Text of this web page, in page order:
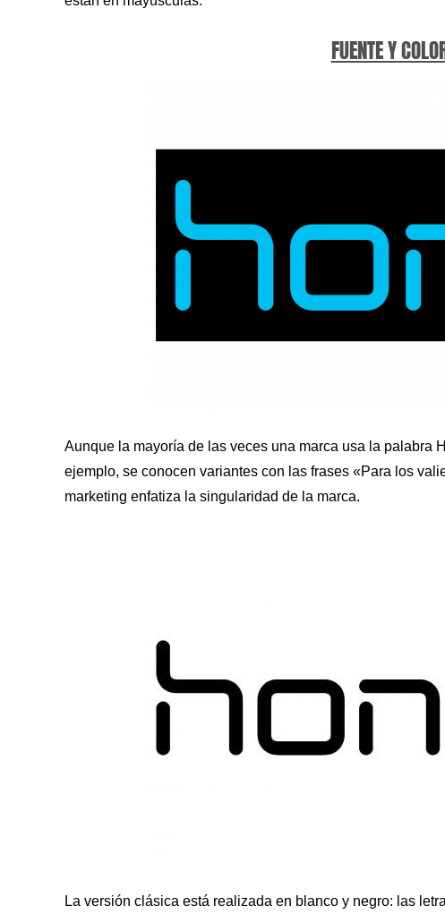
FUENTE Y
Aunque la mayoría de las veces una marca usa la palabra
ejemplo, se conocen variantes con las frases «Para los
marketing enfatiza la singularidad de la marca.
La versión clásica está realizada en blanco y negro: las